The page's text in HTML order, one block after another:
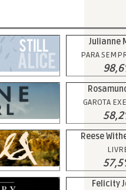
Julianne
PARA
GAROTA
Reese
Felicity